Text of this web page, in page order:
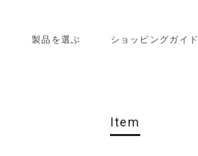
製品を選ぶ ショッピングガイド
Item